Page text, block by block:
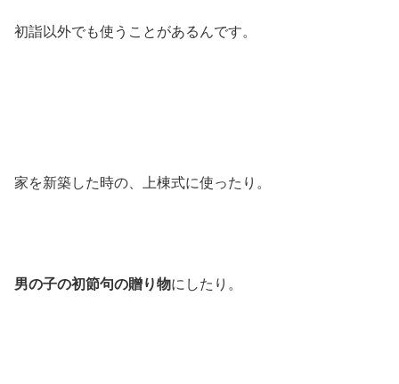
初詣以外でも使うことがあるんです。
家を新築した時の、上棟式に使ったり。
男の子の初節句の贈り物にしたり。